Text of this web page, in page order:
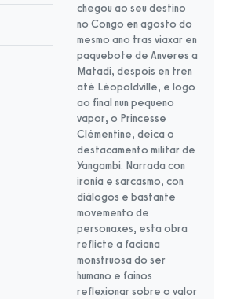
chegou ao seu destino
no Congo en agosto do
mesmo ano tras viaxar en
paquebote de Anveres a
Matadi, despois en tren
até Léopoldville, e logo
ao final nun pequeno
vapor, o Princesse
Clémentine, deica o
destacamento militar de
Yangambi. Narrada con
ironía e sarcasmo, con
diálogos e bastante
movemento de
personaxes, esta obra
reflicte a faciana
monstruosa do ser
humano e fainos
reflexionar sobre o valor